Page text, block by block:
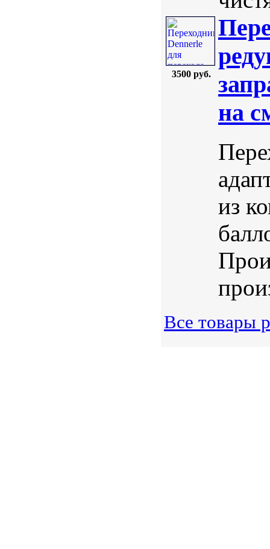
3500 руб.
на
из
Все товары